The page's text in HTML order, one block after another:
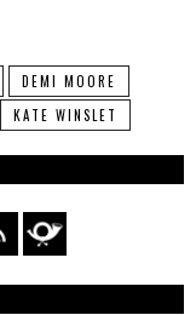
DEMI MOORE
KATE WINSLET